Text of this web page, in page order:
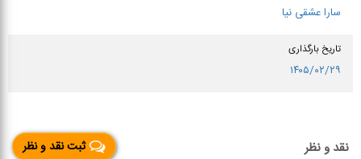
سارا عشقی نیا
تاریخ بارگذاری
۱۴۰۵/۰۲/۲۹
ثبت نقد و نظر نقد و نظر